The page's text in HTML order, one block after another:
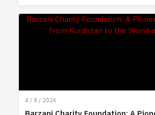
4 / 8 / 2026